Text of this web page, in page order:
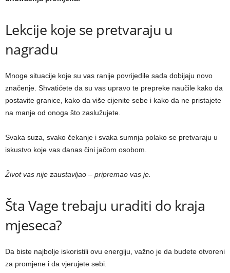
Lekcije koje se pretvaraju u
nagradu
Mnoge situacije koje su vas ranije povrijedile sada dobijaju novo
značenje. Shvatićete da su vas upravo te prepreke naučile kako da
postavite granice, kako da više cijenite sebe i kako da ne pristajete
na manje od onoga što zaslužujete.
Svaka suza, svako čekanje i svaka sumnja polako se pretvaraju u
iskustvo koje vas danas čini jačom osobom.
Život vas nije zaustavljao – pripremao vas je.
Šta Vage trebaju uraditi do kraja
mjeseca?
Da biste najbolje iskoristili ovu energiju, važno je da budete otvoreni
za promjene i da vjerujete sebi.